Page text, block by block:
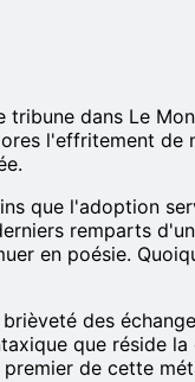
tribune dans Le
l'effritement de
que l'adoption
remparts
en poésie.
des
que réside la
de cette